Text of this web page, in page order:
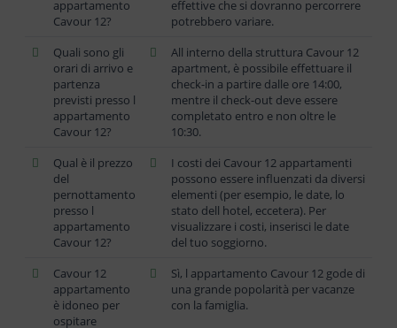
appartamento
Cavour 12?
effettive che si dovranno percorrere
potrebbero variare.
Quali sono gli
orari di arrivo e
partenza
previsti presso l
appartamento
Cavour 12?
All interno della struttura Cavour 12
apartment, è possibile effettuare il
check-in a partire dalle ore 14:00,
mentre il check-out deve essere
completato entro e non oltre le
10:30.
Qual è il prezzo
del
pernottamento
presso l
appartamento
Cavour 12?
I costi dei Cavour 12 appartamenti
possono essere influenzati da diversi
elementi (per esempio, le date, lo
stato dell hotel, eccetera). Per
visualizzare i costi, inserisci le date
del tuo soggiorno.
Cavour 12
appartamento
è idoneo per
ospitare
Sì, l appartamento Cavour 12 gode di
una grande popolarità per vacanze
con la famiglia.